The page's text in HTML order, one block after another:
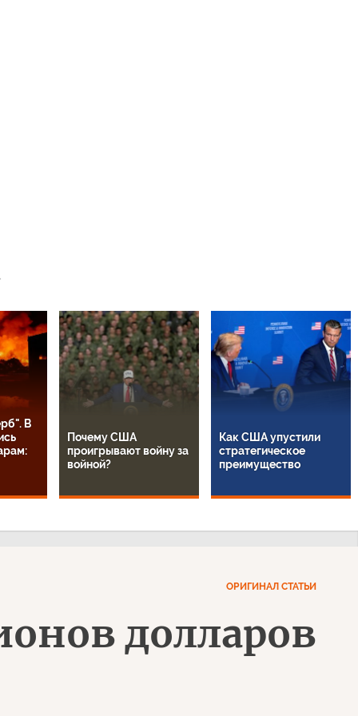
В
Почему США
проигрывают войну за
войной?
Как США упустили
стратегическое
преимущество
ОРИГИНАЛ СТАТЬИ
долларов